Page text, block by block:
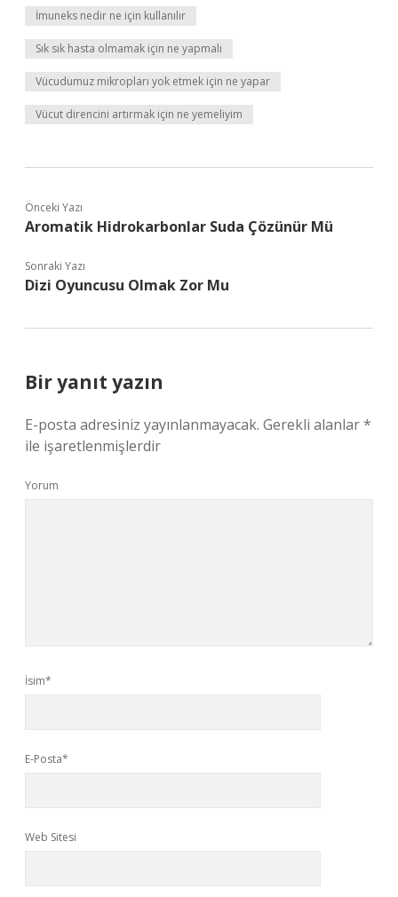
İmuneks nedir ne için kullanılır
Sık sık hasta olmamak için ne yapmalı
Vücudumuz mikropları yok etmek için ne yapar
Vücut direncini artırmak için ne yemeliyim
Önceki Yazı
Aromatik Hidrokarbonlar Suda Çözünür Mü
Sonraki Yazı
Dizi Oyuncusu Olmak Zor Mu
Bir yanıt yazın
E-posta adresiniz yayınlanmayacak. Gerekli alanlar*
ile işaretlenmişlerdir
Yorum
İsim*
E-Posta*
Web Sitesi